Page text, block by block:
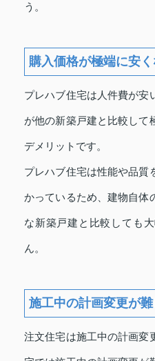
う。
購入価格が極端に安
プレハブ住宅は人件費が安
が他の新築戸建と比較して
デメリットです。
プレハブ住宅は性能や品質
かっているため、建物自体
な新築戸建と比較しても
ん。
施工中の計画変更が
注文住宅は施工中の計画変